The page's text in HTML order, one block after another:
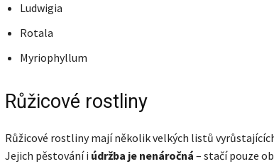
Ludwigia
Rotala
Myriophyllum
Růžicové rostliny
Růžicové rostliny mají několik velkých listů
Jejich pěstování i údržba je nenáročná – stačí pouze